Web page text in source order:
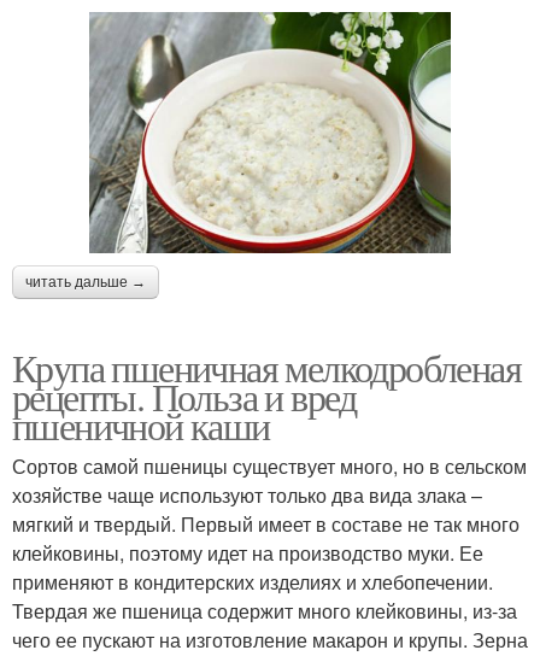
читать дальше →
Крупа пшеничная мелкодробленая
рецепты. Польза и вред
пшеничной каши
Сортов самой пшеницы существует много, но в сельском
хозяйстве чаще используют только два вида злака –
мягкий и твердый. Первый имеет в составе не так много
клейковины, поэтому идет на производство муки. Ее
применяют в кондитерских изделиях и хлебопечении.
Твердая же пшеница содержит много клейковины, из-за
чего ее пускают на изготовление макарон и крупы. Зерна